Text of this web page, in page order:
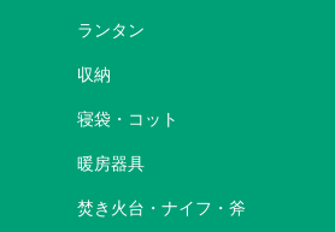
ランタン
収納
寝袋・コット
暖房器具
焚き火台・ナイフ・斧